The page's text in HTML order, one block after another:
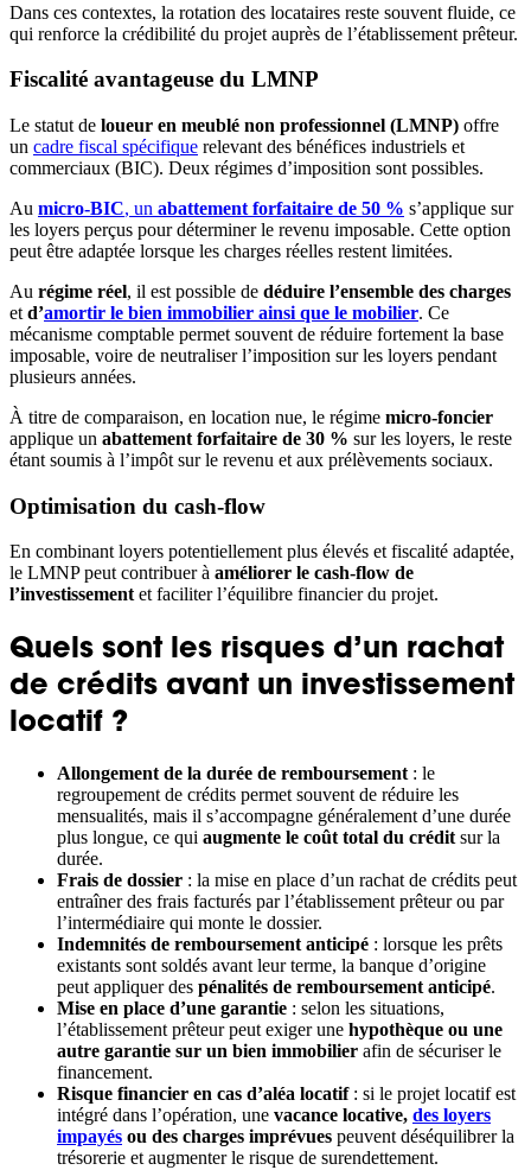
Dans ces contextes, la rotation des locataires reste souvent fluide, ce
qui renforce la crédibilité du projet auprès de l’établissement prêteur.
Fiscalité avantageuse du LMNP
Le statut de loueur en meublé non professionnel (LMNP) offre
un cadre fiscal spécifique relevant des bénéfices industriels et
commerciaux (BIC). Deux régimes d’imposition sont possibles.
Au micro-BIC, un abattement forfaitaire de 50 % s’applique sur
les loyers perçus pour déterminer le revenu imposable. Cette option
peut être adaptée lorsque les charges réelles restent limitées.
Au régime réel, il est possible de déduire l’ensemble des charges
et d’amortir le bien immobilier ainsi que le mobilier. Ce
mécanisme comptable permet souvent de réduire fortement la base
imposable, voire de neutraliser l’imposition sur les loyers pendant
plusieurs années.
À titre de comparaison, en location nue, le régime micro-foncier
applique un abattement forfaitaire de 30 % sur les loyers, le reste
étant soumis à l’impôt sur le revenu et aux prélèvements sociaux.
Optimisation du cash-flow
En combinant loyers potentiellement plus élevés et fiscalité adaptée,
le LMNP peut contribuer à améliorer le cash-flow de
l’investissementet faciliter l’équilibre financier du projet.
Quels sont les risques d’un rachat
de crédits avant un investissement
locatif ?
Allongement de la durée de remboursement : le
regroupement de crédits permet souvent de réduire les
mensualités, mais il s’accompagne généralement d’une durée
plus longue, ce qui augmente le coût total du crédit sur la
durée.
Frais de dossier : la mise en place d’un rachat de crédits peut
entraîner des frais facturés par l’établissement prêteur ou par
l’intermédiaire qui monte le dossier.
Indemnités de remboursement anticipé : lorsque les prêts
existants sont soldés avant leur terme, la banque d’origine
peut appliquer des pénalités de remboursement anticipé.
Mise en place d’une garantie : selon les situations,
l’établissement prêteur peut exiger une hypothèque ou une
autre garantie sur un bien immobilier afin de sécuriser le
financement.
Risque financier en cas d’aléa locatif: si le projet locatif est
intégré dans l’opération, une vacance locative, des loyers
impayés ou des charges imprévues peuvent déséquilibrer la
trésorerie et augmenter le risque de surendettement.